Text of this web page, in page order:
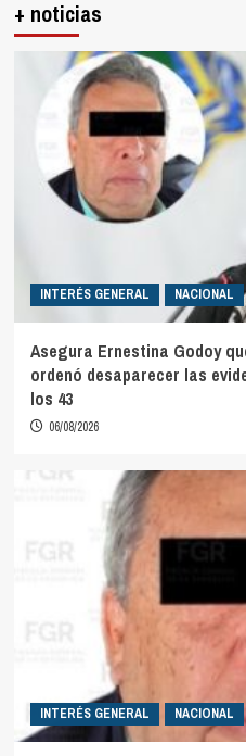
+ noticias
INTERÉS GENERAL NACIONAL
Asegura Ernestina Godoy
ordenó desaparecer las
los 43
06/08/2026
INTERÉS GENERAL NACIONAL